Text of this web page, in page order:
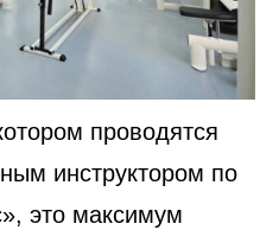
проводятся
инструктором по
это максимум